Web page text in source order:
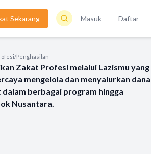
Sekarang Masuk Daftar
Penghasilan
Zakat Profesi melalui Lazismu yang
mengelola dan menyalurkan dana
dalam berbagai program hingga
Nusantara.